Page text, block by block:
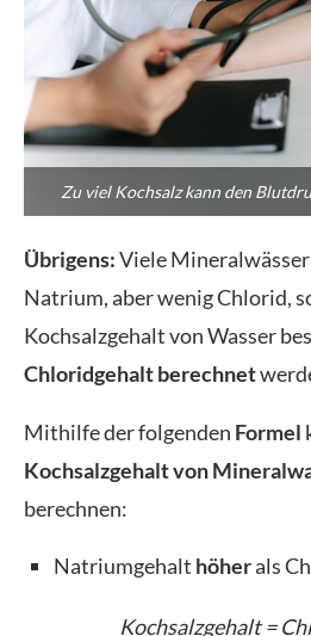
Zu viel Kochsalz kann den
Übrigens:Viele
Natrium, aber wenig Chlorid,
Kochsalzgehalt von Wasser
Chloridgehalt berechnet
Mithilfe der folgenden Formel
Kochsalzgehalt von
berechnen:
Natriumgehalt höherals
Kochsalzgehalt =